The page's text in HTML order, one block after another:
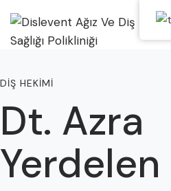
DIŞ HEKIMI
Dt. Azra
Yerdelen